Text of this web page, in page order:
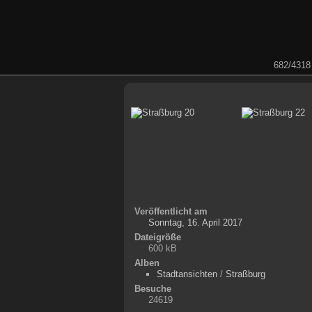
682/4318
Veröffentlicht am
Sonntag, 16. April 2017
Dateigröße
600 kB
Alben
Stadtansichten /Straßburg
Besuche
24619